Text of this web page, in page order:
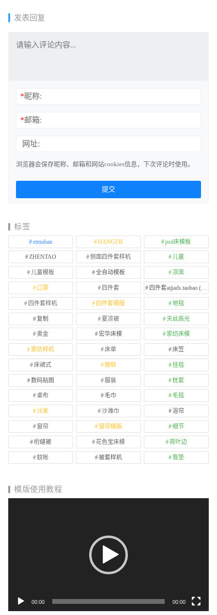
发表回复
*昵称:
*邮箱:
网址:
浏览器会保存昵称、邮箱和网站cookies信息，下次评论时使用。
标签
etmuban HANGFB psd床模板
ZHENTAO 侧面四件套样机 儿童
儿童模板 全自动模板 凉席
口罩 四件套 四件套aijiads.taobao (1639)
四件套样机 四件套模版 地毯
复制 夏凉被 天丝高光
奥金 宏华床模 家纺床模
家纺样机 床单 床笠
床裙式 微软 挂毯
数码贴图 服装 枕套
桌布 毛巾 毛毯
沙发 沙滩巾 浴帘
窗帘 窗帘模版 细节
绗缝被 花色宝床模 荷叶边
蚊帐 被套样机 靠垫
模版使用教程
00:00 00:00